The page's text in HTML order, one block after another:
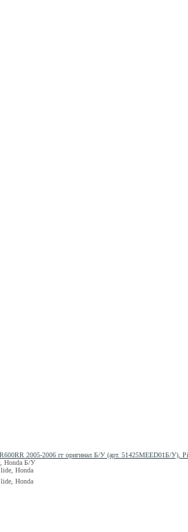
2005-2006 гг оригинал Б/У (арт. 51425MEED01Б/У),
Honda Б/У